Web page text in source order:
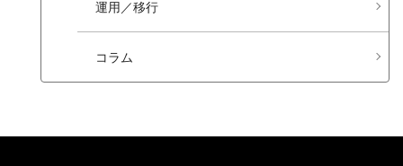
運用／移行
コラム